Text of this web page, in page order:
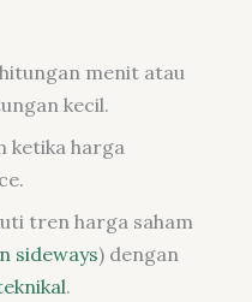
menit atau
kecil.
ketika harga
tren harga saham
sideways) dengan
.